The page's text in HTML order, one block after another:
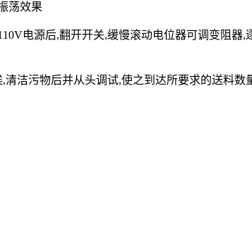
荡效果
电源后,翻开开关,缓慢滚动电位器可调变阻
洁污物后并从头调试,使之到达所要求的送料数